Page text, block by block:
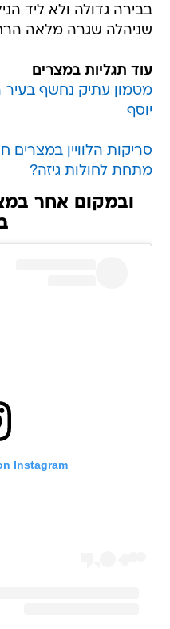
בבירה גדולה ולא ליד
שניהלה שגרה מלאה
עוד תגליות במצרים
מטמון עתיק נחשף בעיר
יוסף
סריקות הלוויין
מתחת לחולות גיזה?
ובמקום אחר
Instagram